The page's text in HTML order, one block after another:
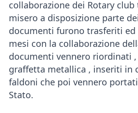
collaborazione dei Rotary
misero a disposizione parte
documenti furono trasferiti ed
mesi con la collaborazione
documenti vennero riordinati
graffetta metallica , inseriti in
faldoni che poi vennero portati
Stato.